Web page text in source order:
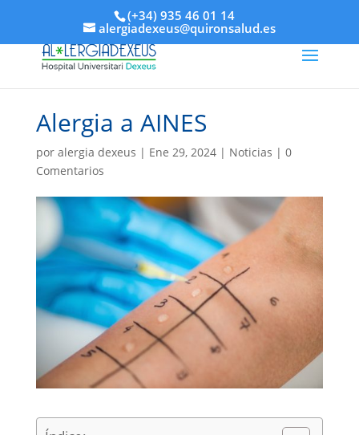
(+34) 935 46 01 14
alergiadexeus@quironsalud.es
Alergia a AINES
por alergia dexeus | Ene 29, 2024| Noticias | 0
Comentarios